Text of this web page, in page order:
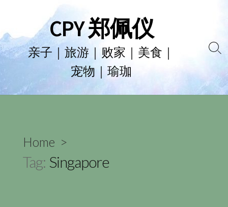
to
content
CPY 郑佩仪
亲子｜旅游｜败家｜美食｜
宠物｜瑜珈
Home >
Tag: Singapore